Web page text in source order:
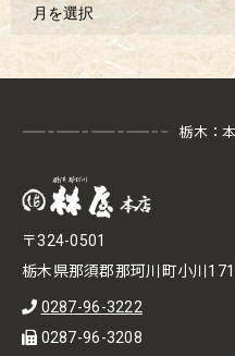
栃木：
〒324-0501
栃木県那須郡那珂川町小川
0287-96-3222
0287-96-3208